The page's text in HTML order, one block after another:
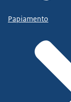
Papiamento